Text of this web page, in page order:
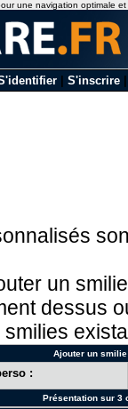
S'inscrire
un
dessus
Ajouter un
:
Présentation sur 3
une navigation optimale